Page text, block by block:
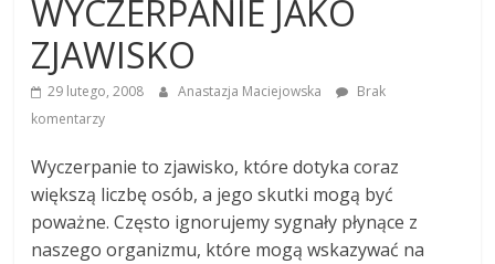
WYCZERPANIE JAKO
ZJAWISKO
29 lutego, 2008 Anastazja Maciejowska
Brak
komentarzy
Wyczerpanie to zjawisko, które dotyka coraz
większą liczbę osób, a jego skutki mogą być
poważne. Często ignorujemy sygnały płynące z
naszego organizmu, które mogą wskazywać na